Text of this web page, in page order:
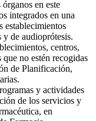
en este
integrados en una
establecimientos
y de audioprótesis.
centros,
no estén recogidas
de Planificación,
y actividades
de los servicios y
en